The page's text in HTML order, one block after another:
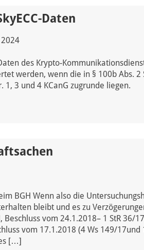
Daten
des Krypto-
werden, wenn die in § 100b Abs. 2
1, 3 und 4 KCanG zugrunde liegen.
BGH Wenn also die
bleibt und es zu
vom 24.1.2018– 1 StR 36/
vom 17.1.2018 (4 Ws 149/17und
[…]